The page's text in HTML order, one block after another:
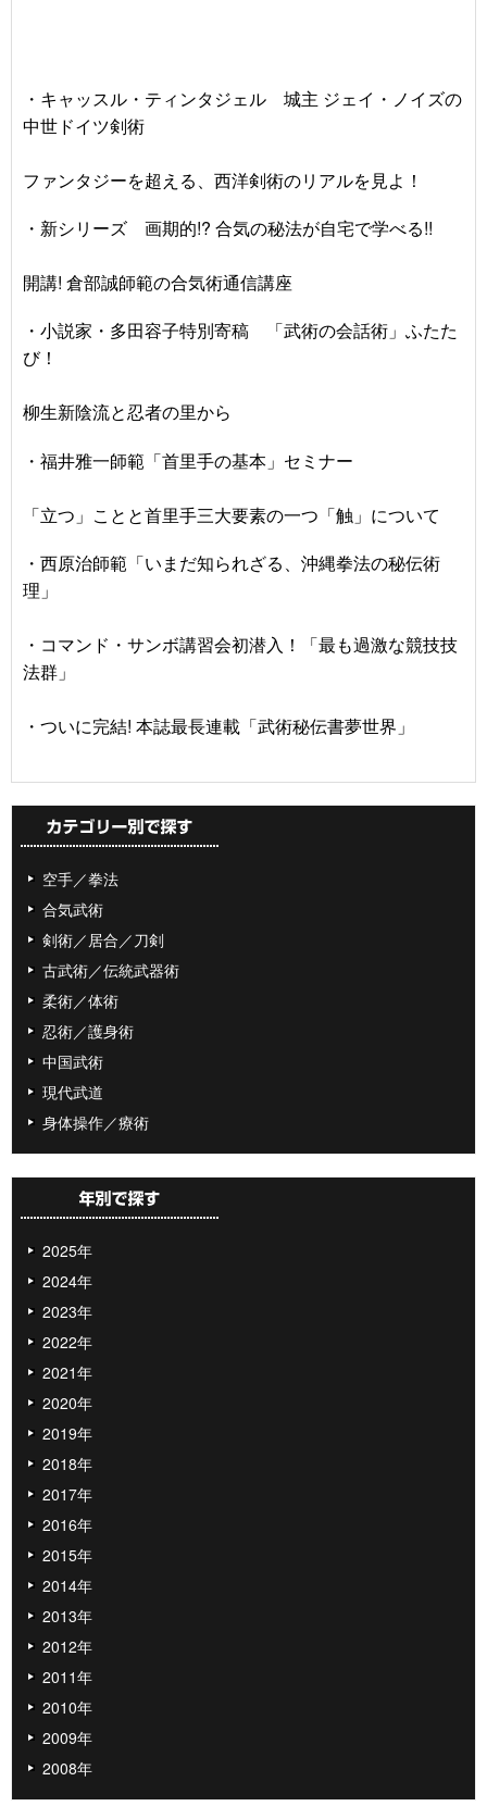
・キャッスル・ティンタジェル 城主 ジェイ・ノイズの
中世ドイツ剣術
ファンタジーを超える、西洋剣術のリアルを見よ！
・新シリーズ 画期的!? 合気の秘法が自宅で学べる!!
開講! 倉部誠師範の合気術通信講座
・小説家・多田容子特別寄稿 「武術の会話術」ふたた
び！
柳生新陰流と忍者の里から
・福井雅一師範「首里手の基本」セミナー
「立つ」ことと首里手三大要素の一つ「触」について
・西原治師範「いまだ知られざる、沖縄拳法の秘伝術
理」
・コマンド・サンボ講習会初潜入！「最も過激な競技技
法群」
・ついに完結! 本誌最長連載「武術秘伝書夢世界」
空手／拳法
合気武術
剣術／居合／刀剣
古武術／伝統武器術
柔術／体術
忍術／護身術
中国武術
現代武道
身体操作／療術
2025年
2024年
2023年
2022年
2021年
2020年
2019年
2018年
2017年
2016年
2015年
2014年
2013年
2012年
2011年
2010年
2009年
2008年